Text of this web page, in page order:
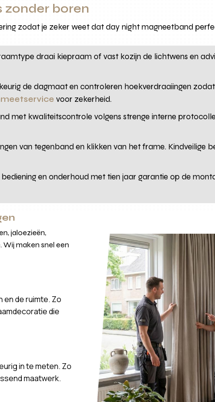
boren
zodat je zeker weet dat day night magneetband
draai kiepraam of vast kozijn de lichtwens en
de dagmaat en controleren hoekverdraaiingen
voor zekerheid.
met kwaliteitscontrole volgens strenge interne
van tegenband en klikken van het frame. Kindveilige
en onderhoud met tien jaar garantie op de
jaloezieën,
maken snel een
en de ruimte. Zo
die
in te meten. Zo
maatwerk.